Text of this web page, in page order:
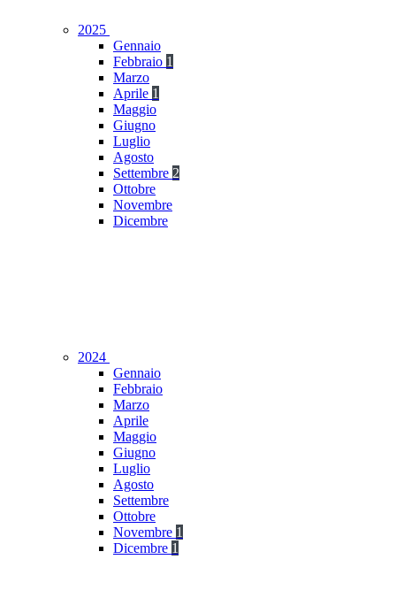
2025
Gennaio
Febbraio 1
Marzo
Aprile 1
Maggio
Giugno
Luglio
Agosto
Settembre 2
Ottobre
Novembre
Dicembre
2024
Gennaio
Febbraio
Marzo
Aprile
Maggio
Giugno
Luglio
Agosto
Settembre
Ottobre
Novembre 1
Dicembre 1